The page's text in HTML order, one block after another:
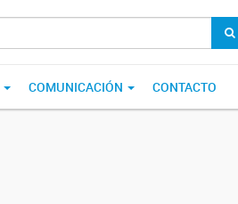
COMUNICACIÓN CONTACTO